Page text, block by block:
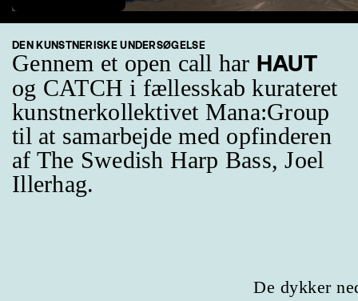
DEN KUNSTNERISKE UNDERSØGELSE
Gennem et open call har HAUT
og CATCH i fællesskab kurateret
kunstnerkollektivet Mana:Group
til at samarbejde med opfinderen
af The Swedish Harp Bass, Joel
Illerhag.
De dykker